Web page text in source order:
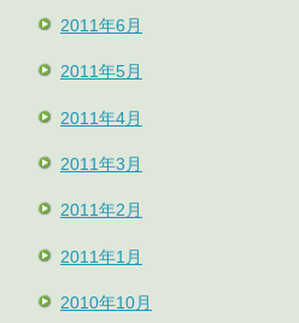
2011年6月
2011年5月
2011年4月
2011年3月
2011年2月
2011年1月
2010年10月